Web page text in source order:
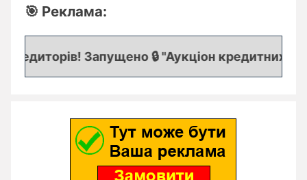
🎯 Реклама:
Запущено 🔒 "Аукціон кредитних